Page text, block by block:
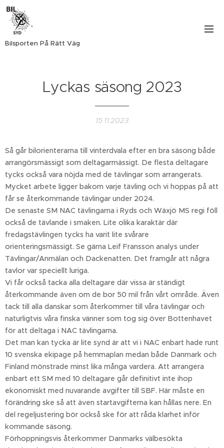
Bilsporten På Rätt Väg
Lyckas säsong 2023
15.11.2023
Så går bilorienterarna till vinterdvala efter en bra säsong både
arrangörsmässigt som deltagarmässigt. De flesta deltagare
tycks också vara nöjda med de tävlingar som arrangerats.
Mycket arbete ligger bakom varje tävling och vi hoppas på att
får se återkommande tävlingar under 2024.
De senaste SM NAC tävlingarna i Ryds och Wäxjö MS regi föll
också de tävlande i smaken. Lite olika karaktär där
fredagstävlingen tycks ha varit lite svårare
orienteringsmässigt. Se gärna Leif Fransson analys under
Tävlingar/Anmälan och Dackenatten. Det framgår att några
tavlor var speciellt luriga.
Vi får också tacka alla deltagare där vissa är ständigt
återkommande även om de bor 50 mil från vårt område. Även
tack till alla danskar som återkommer till våra tävlingar och
naturligtvis våra finska vänner som tog sig över Bottenhavet
för att deltaga i NAC tävlingarna.
Det man kan tycka är lite synd är att vi i NAC enbart hade runt
10 svenska ekipage på hemmaplan medan både Danmark och
Finland mönstrade minst lika många vardera. Att arrangera
enbart ett SM med 10 deltagare går definitivt inte ihop
ekonomiskt med nuvarande avgifter till SBF. Här måste en
förändring ske så att även startavgifterna kan hållas nere. En
del regeljustering bör också ske för att råda klarhet inför
kommande säsong.
Förhoppningsvis återkommer Danmarks välbesökta